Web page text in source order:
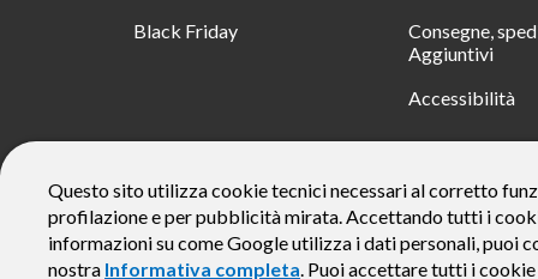
Black Friday
Consegne,
Aggiuntivi
Accessibilità
Messaggio pubblicitario con finalità promozionale. Offerta di
rate da € 40 costi accessori dell’offerta azzerati. Importo
responsabile e di conoscere eventuali altre offerte
Questo sito utilizza cookie tecnici necessari al corretto
profilazione e per pubblicità mirata. Accettando tutti i
informazioni su come Google utilizza i dati personali, puoi
nostra Informativa completa. Puoi accettare tutti i